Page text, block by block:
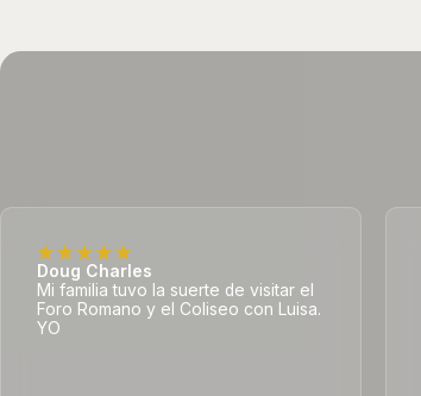
Doug Charles
Mi familia tuvo la suerte de visitar el
Foro Romano y el Coliseo con Luisa.
YO